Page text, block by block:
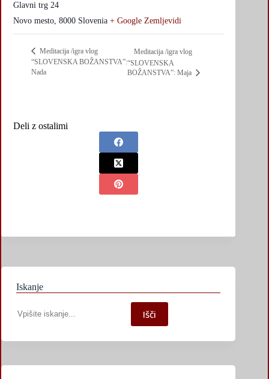
Glavni trg 24
Novo mesto, 8000 Slovenia + Google Zemljevidi
Meditacija /igra vlog
“SLOVENSKA BOŽANSTVA”:
Nada
Meditacija /igra vlog
“SLOVENSKA
BOŽANSTVA”: Maja
Deli z ostalimi
Iskanje
po
Išči